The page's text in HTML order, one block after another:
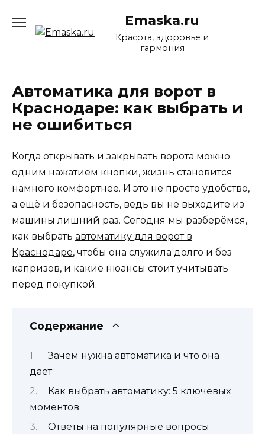
содержанию
Emaska.ru
Красота, здоровье и
гармония
Автоматика для ворот в
Краснодаре: как выбрать и
не ошибиться
Когда открывать и закрывать ворота можно
одним нажатием кнопки, жизнь становится
намного комфортнее. И это не просто удобство,
а ещё и безопасность, ведь вы не выходите из
машины лишний раз. Сегодня мы разберёмся,
как выбрать автоматику для ворот в
Краснодаре, чтобы она служила долго и без
капризов, и какие нюансы стоит учитывать
перед покупкой.
Содержание
Зачем нужна автоматика и что она
даёт
Как выбрать автоматику: 5 ключевых
моментов
Ответы на популярные вопросы